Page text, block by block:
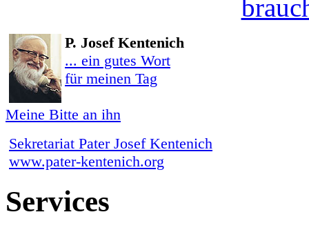
P. Josef Kentenich
... ein gutes Wort
für meinen Tag
Meine Bitte an ihn
Sekretariat Pater Josef Kentenich
www.pater-kentenich.org
Services